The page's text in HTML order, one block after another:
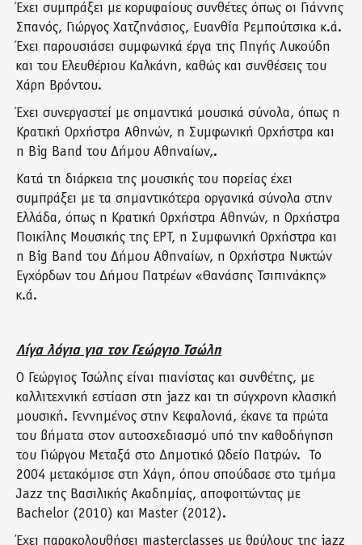
Έχει συμπράξει με κορυφαίους συνθέτες όπως οι Γιάννης
Σπανός, Γιώργος Χατζηνάσιος, Ευανθία Ρεμπούτσικα κ.ά.
Έχει παρουσιάσει συμφωνικά έργα της Πηγής Λυκούδη
και του Ελευθέριου Καλκάνη, καθώς και συνθέσεις του
Χάρη Βρόντου.
Έχει συνεργαστεί με σημαντικά μουσικά σύνολα, όπως η
Κρατική Ορχήστρα Αθηνών, η Συμφωνική Ορχήστρα και
η Big Band του Δήμου Αθηναίων,.
Κατά τη διάρκεια της μουσικής του πορείας έχει
συμπράξει με τα σημαντικότερα οργανικά σύνολα στην
Ελλάδα, όπως η Κρατική Ορχήστρα Αθηνών, η Ορχήστρα
Ποικίλης Μουσικής της ΕΡΤ, η Συμφωνική Ορχήστρα και
η Big Band του Δήμου Αθηναίων, η Ορχήστρα Νυκτών
Εγχόρδων του Δήμου Πατρέων «Θανάσης Τσιπινάκης»
κ.ά.
Λίγα λόγια για τον Γεώργιο Τσώλη
Ο Γεώργιος Τσώλης είναι πιανίστας και συνθέτης, με
καλλιτεχνική εστίαση στη jazz και τη σύγχρονη κλασική
μουσική. Γεννημένος στην Κεφαλονιά, έκανε τα πρώτα
του βήματα στον αυτοσχεδιασμό υπό την καθοδήγηση
του Γιώργου Μεταξά στο Δημοτικό Ωδείο Πατρών. Το
2004 μετακόμισε στη Χάγη, όπου σπούδασε στο τμήμα
Jazz της Βασιλικής Ακαδημίας, αποφοιτώντας με
Bachelor (2010) και Master (2012).
Έχει παρακολουθήσει masterclasses με θρύλους της jazz